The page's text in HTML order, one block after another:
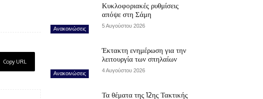
Copy URL
Ανακοινώσεις
Κυκλοφοριακές ρυθμίσεις
απόψε στη Σάμη
5 Αυγούστου 2026
Ανακοινώσεις
Έκτακτη ενημέρωση για την
λειτουργία των σπηλαίων
4 Αυγούστου 2026
Τα θέματα της 12ης Τακτικής